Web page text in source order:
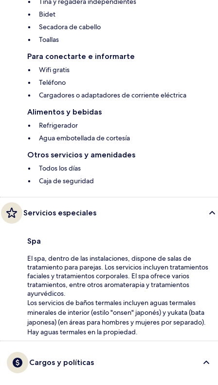
Bidet
Secadora de cabello
Toallas
Para conectarte e informarte
Wifi gratis
Teléfono
Cargadores o adaptadores de corriente eléctrica
Alimentos y bebidas
Refrigerador
Agua embotellada de cortesía
Otros servicios y amenidades
Todos los días
Caja de seguridad
Servicios especiales
Spa
El spa, dentro de las instalaciones, dispone de salas de
tratamiento para parejas. Los servicios incluyen tratamientos
faciales y tratamientos corporales. El spa ofrece varios
tratamientos, entre otros aromaterapia y tratamientos
ayurvédicos.
Los servicios de baños termales incluyen aguas termales
minerales de interior (estilo "onsen" japonés) y yukata (bata
japonesa) (en áreas para hombres y mujeres por separado).
Hay aguas termales en la propiedad.
Cargos y políticas